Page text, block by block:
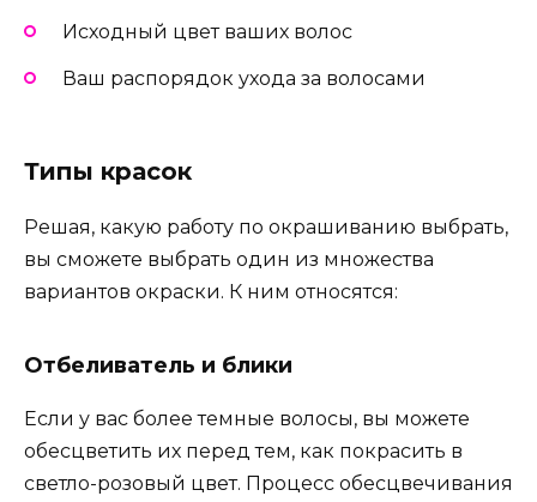
Исходный цвет ваших волос
Ваш распорядок ухода за волосами
Типы красок
Решая, какую работу по окрашиванию выбрать,
вы сможете выбрать один из множества
вариантов окраски. К ним относятся:
Отбеливатель и блики
Если у вас более темные волосы, вы можете
обесцветить их перед тем, как покрасить в
светло-розовый цвет. Процесс обесцвечивания